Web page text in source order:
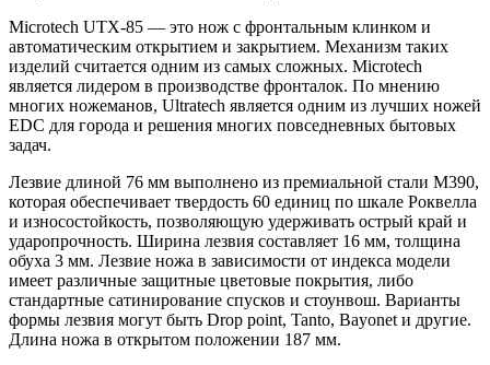
Microtech UTX-85 — это нож с фронтальным клинком и
автоматическим открытием и закрытием. Механизм таких
изделий считается одним из самых сложных. Microtech
является лидером в производстве фронталок. По мнению
многих ножеманов, Ultratech является одним из лучших ножей
EDC для города и решения многих повседневных бытовых
задач.
Лезвие длиной 76 мм выполнено из премиальной стали M390,
которая обеспечивает твердость 60 единиц по шкале Роквелла
и износостойкость, позволяющую удерживать острый край и
ударопрочность. Ширина лезвия составляет 16 мм, толщина
обуха 3 мм. Лезвие ножа в зависимости от индекса модели
имеет различные защитные цветовые покрытия, либо
стандартные сатинирование спусков и стоунвош. Варианты
формы лезвия могут быть Drop point, Tanto, Bayonet и другие.
Длина ножа в открытом положении 187 мм.